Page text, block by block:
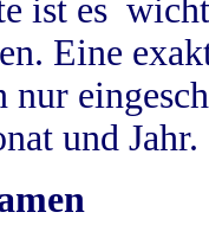
ist es
Eine
nur
und Jahr.